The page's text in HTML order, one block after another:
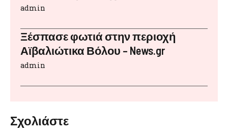
admin
Ξέσπασε φωτιά στην περιοχή
Αϊβαλιώτικα Βόλου – News.gr
admin
Σχολιάστε